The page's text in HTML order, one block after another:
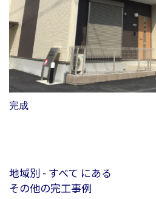
完成
地域別 - すべて にある
その他の完工事例